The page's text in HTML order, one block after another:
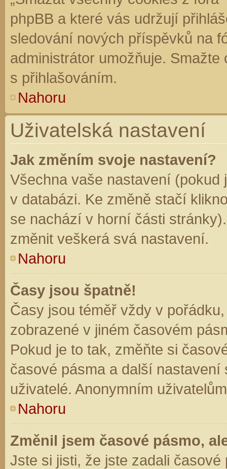
phpBB a které vás udržují
sledování nových příspěvků na
administrátor umožňuje.
s přihlašováním.
Nahoru
Uživatelská nastavení
Jak změním svoje nastavení?
Všechna vaše nastavení (pokud
v databázi. Ke změně stačí
se nachází v horní části
změnit veškerá svá nastavení.
Nahoru
Časy jsou špatně!
Časy jsou téměř vždy v
zobrazené v jiném časovém
Pokud je to tak, změňte si
časové pásma a další
uživatelé. Anonymním
Nahoru
Změnil jsem časové pásmo,
Jste si jisti, že jste zadali